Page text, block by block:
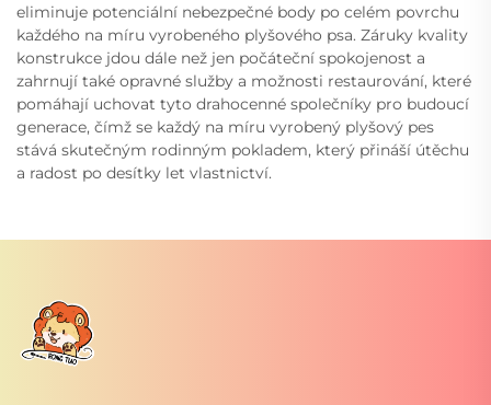
eliminuje potenciální nebezpečné body po celém povrchu
každého na míru vyrobeného plyšového psa. Záruky kvality
konstrukce jdou dále než jen počáteční spokojenost a
zahrnují také opravné služby a možnosti restaurování, které
pomáhají uchovat tyto drahocenné společníky pro budoucí
generace, čímž se každý na míru vyrobený plyšový pes
stává skutečným rodinným pokladem, který přináší útěchu
a radost po desítky let vlastnictví.